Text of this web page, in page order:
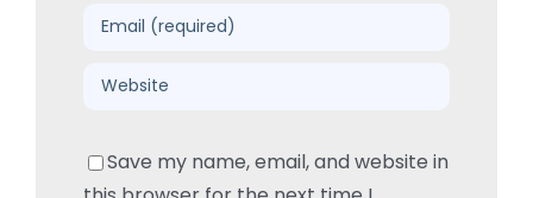
Save my name, email, and website in